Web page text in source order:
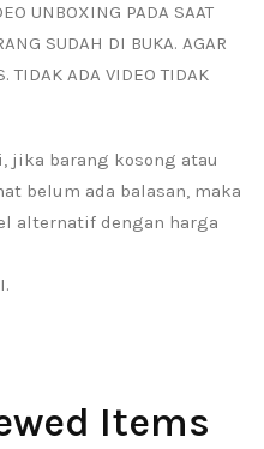
UNBOXING PADA SAAT
SUDAH DI BUKA. AGAR
TIDAK ADA VIDEO TIDAK
jika barang kosong atau
belum ada balasan, maka
alternatif dengan harga
Items